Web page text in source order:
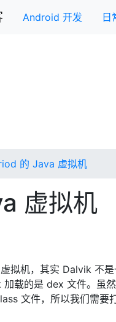
Android 开发 日
的 Java 虚拟机
虚拟机
拟机，其实 Dalvik 不
载的是 dex 文件。虽
文件，所以我们需